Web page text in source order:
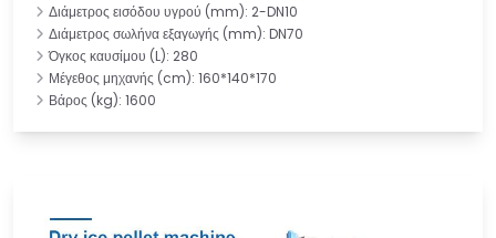
Διάμετρος εισόδου υγρού (mm): 2-DN10
Διάμετρος σωλήνα εξαγωγής (mm): DN70
Όγκος καυσίμου (L): 280
Μέγεθος μηχανής (cm): 160*140*170
Βάρος (kg): 1600